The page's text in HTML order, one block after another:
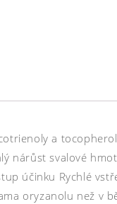
a
nárůst svalové
účinku Rychlé
oryzanolu než v